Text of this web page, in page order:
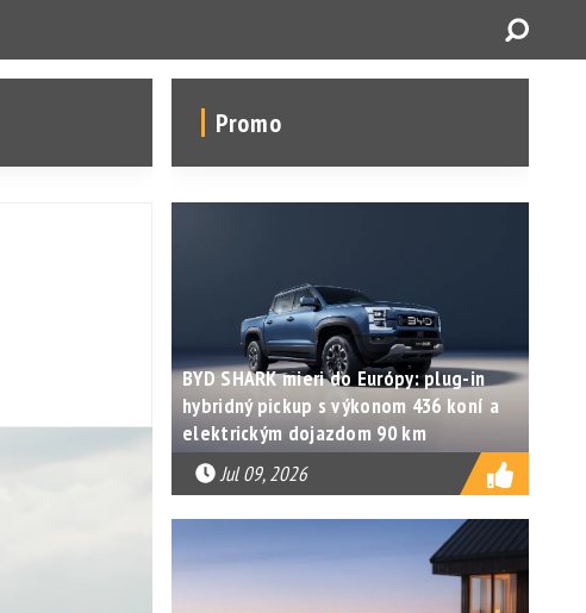
Promo
BYD SHARK mieri do Európy: plug-in
hybridný pickup s výkonom 436 koní a
elektrickým dojazdom 90 km
Jul 09, 2026